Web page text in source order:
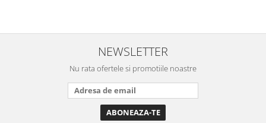
NEWSLETTER
Nu rata ofertele si promotiile noastre